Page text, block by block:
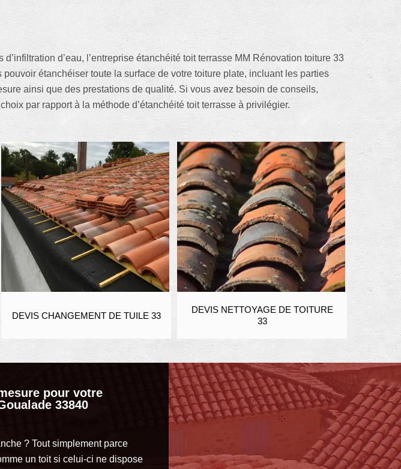
d’eau, l’entreprise étanchéité toit terrasse MM Rénovation toiture 33
étanchéiser toute la surface de votre toiture plate, incluant les parties
ainsi que des prestations de qualité. Si vous avez besoin de conseils,
par rapport à la méthode d’étanchéité toit terrasse à privilégier.
DEVIS CHANGEMENT DE TUILE 33
DEVIS NETTOYAGE DE TOITURE
33
pour votre
33840
? Tout simplement parce
un toit si celui-ci ne dispose